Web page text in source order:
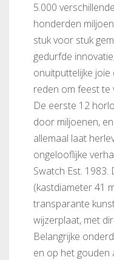
5.000
honderden
stuk voor stuk
gedurfde
onuitputtelijke joie
reden om feest te
De eerste 12
door miljoenen,
allemaal laat
ongelooflijke
Swatch Est.
(kastdiameter 41
transparante
wijzerplaat, met
Belangrijke
en op het